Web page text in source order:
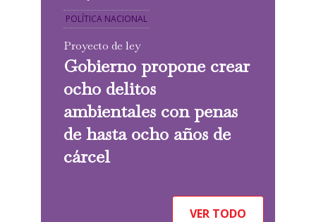
POLÍTICA NACIONAL
Proyecto de ley
Gobierno propone crear
ocho delitos
ambientales con penas
de hasta ocho años de
cárcel
VER TODO